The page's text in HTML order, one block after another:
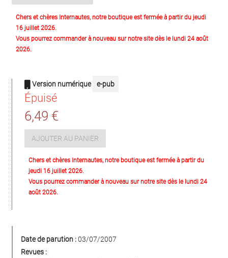
Chers et chères Internautes, notre boutique est fermée à partir du jeudi
16 juillet 2026.
Vous pourrez commander à nouveau sur notre site dès le lundi 24 août
2026.
Version numérique e-pub
Épuisé
6,49 €
AJOUTER AU PANIER
Chers et chères Internautes, notre boutique est fermée à partir du
jeudi 16 juillet 2026.
Vous pourrez commander à nouveau sur notre site dès le lundi 24
août 2026.
Date de parution :03/07/2007
Revues :